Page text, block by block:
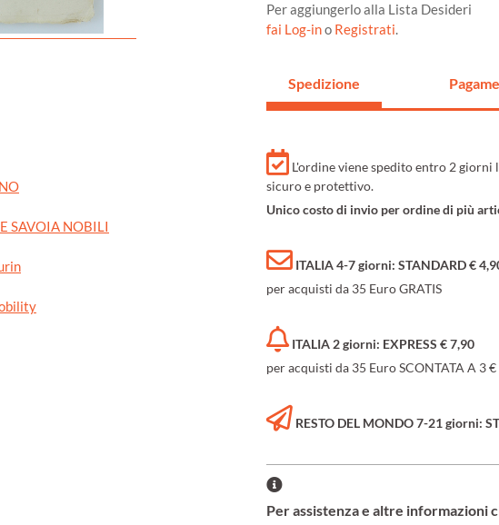
SAVOIA NOBILI
Per aggiungerlo alla Lista Desideri
fai Log-ino Registrati.
Spedizione
L'ordine viene spedito entro 2
sicuro e protettivo.
Unico costo di invio per ordine di più
ITALIA 4-7 giorni: STANDARD €
per acquisti da 35 Euro GRATIS
ITALIA 2 giorni: EXPRESS € 7,90
per acquisti da 35 Euro SCONTATA A 3 €
RESTO DEL MONDO 7-21 giorni:
Per assistenza e altre informazioni